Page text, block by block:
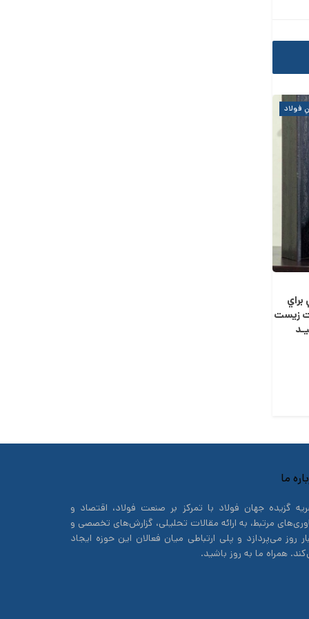
فولاد
زيست
ما
گزیده جهان فولاد با تمرکز بر صنعت فولاد، اقتصاد و
مرتبط، به ارائه مقالات تحلیلی، گزارش‌های تخصصی و
روز می‌پردازد و پلی ارتباطی میان فعالان این حوزه ایجاد
همراه ما به روز باشید.